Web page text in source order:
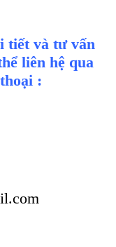
tiết và tư vấn
liên hệ qua
: